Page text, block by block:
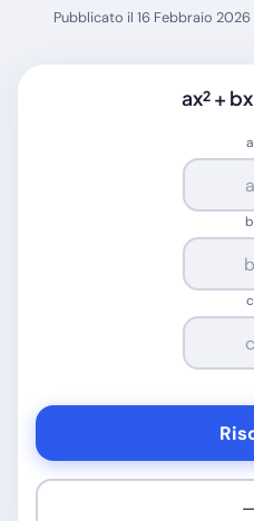
Tutte le Calcolatrici
Pubblicato il 16 Febbraio
ax² +
a
b
c